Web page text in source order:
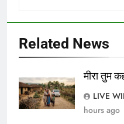
Related News
मीरा तुम
LIVE
hours ago